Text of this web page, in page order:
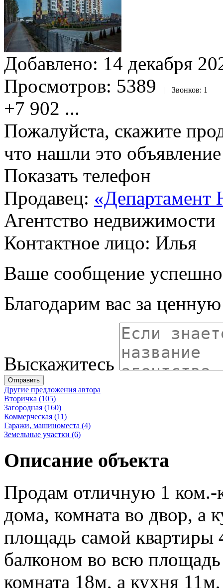
Добавлено: 14 декабря
Просмотров: 5389 | Звонков: 1
+7 902 ...
Пожалуйста, скажите
что нашли это
Показать телефон
Продавец: «Департамент
Агентство недвижимости
Контактное лицо: Илья
Ваше сообщение успешно
Благодарим вас за
Выскажитесь
Отправить
Другие предложения автора
Вторичка (105)
Загородная (160)
Коммерческая (11)
Гаражи, машиноместа (4)
Земельные участки (6)
Описание объекта
Продам отличную 1 ком.-
дома, комната во двор, а
площадь самой квартиры
балконом во всю
комната 18м, а кухня